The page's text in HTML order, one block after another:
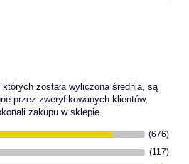
została wyliczona średnia, są
przez zweryfikowanych klientów,
zakupu w sklepie.
(676)
(117)